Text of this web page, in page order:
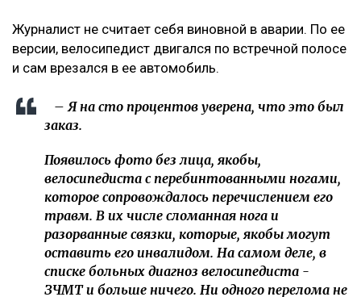
Журналист не считает себя виновной в аварии. По ее
версии, велосипедист двигался по встречной полосе
и сам врезался в ее автомобиль.
– Я на сто процентов уверена, что это был
заказ.
Появилось фото без лица, якобы,
велосипедиста с перебинтованными ногами,
которое сопровождалось перечислением его
травм. В их числе сломанная нога и
разорванные связки, которые, якобы могут
оставить его инвалидом. На самом деле, в
списке больных диагноз велосипедиста -
ЗЧМТ и больше ничего. Ни одного перелома не